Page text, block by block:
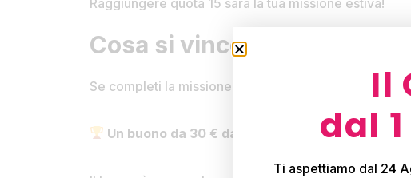
Cosa si vince?
Se completi la missione e raccogli tutti i 15 timbri,
Un buono da 30 € da spendere nel club.
Il
dal
Ti aspettiamo dal 24